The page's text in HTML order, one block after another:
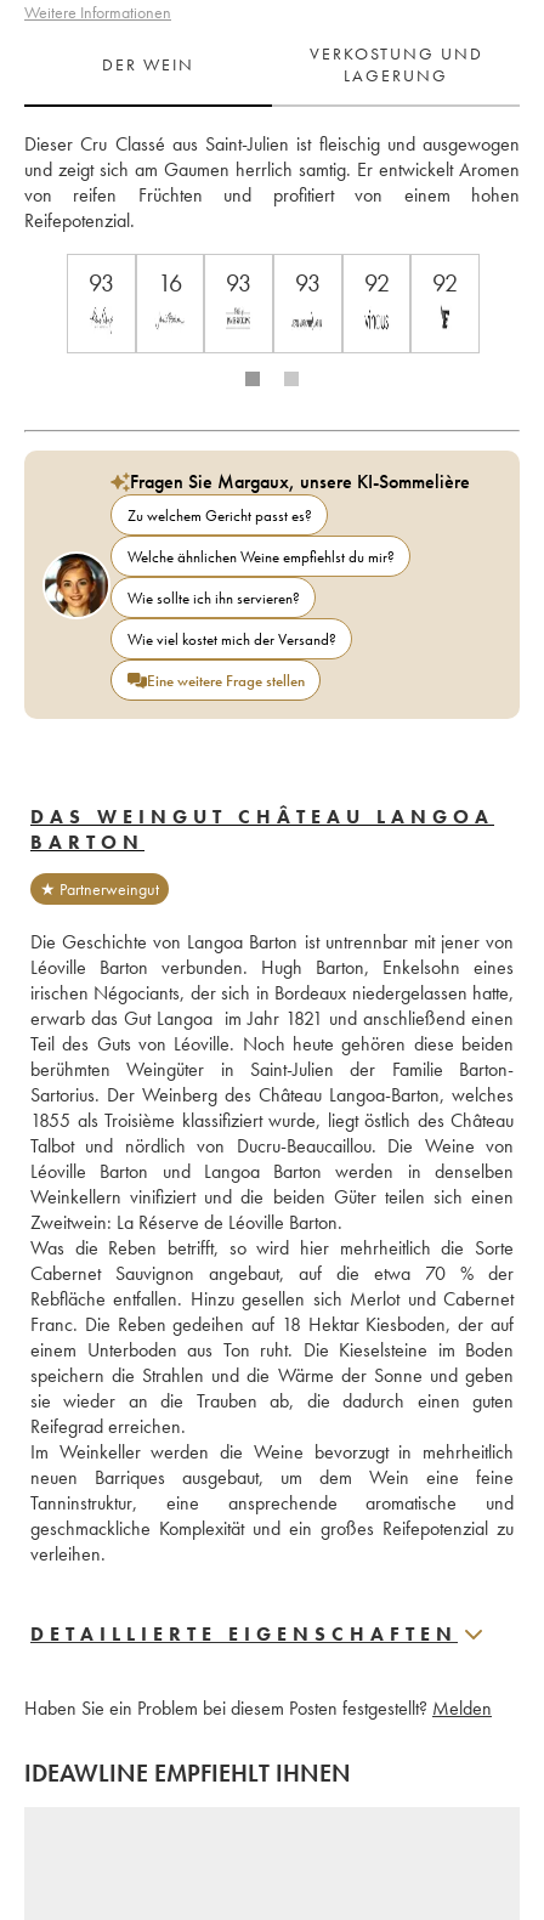
Weitere Informationen
DER WEIN
VERKOSTUNG UND
LAGERUNG
Dieser Cru Classé aus Saint-Julien ist fleischig und ausgewogen
und zeigt sich am Gaumen herrlich samtig. Er entwickelt Aromen
von reifen Früchten und profitiert von einem hohen
Reifepotenzial.
93 16 93 93 92 92
Fragen Sie Margaux, unsere KI-Sommelière
Zu welchem Gericht passt es?
Welche ähnlichen Weine empfiehlst du mir?
Wie sollte ich ihn servieren?
Wie viel kostet mich der Versand?
Eine weitere Frage stellen
DAS WEINGUT CHÂTEAU LANGOA
BARTON
★ Partnerweingut
Die Geschichte von Langoa Barton ist untrennbar mit jener von
Léoville Barton verbunden. Hugh Barton, Enkelsohn eines
irischen Négociants, der sich in Bordeaux niedergelassen hatte,
erwarb das Gut Langoa  im Jahr 1821 und anschließend einen
Teil des Guts von Léoville. Noch heute gehören diese beiden
berühmten Weingüter in Saint-Julien der Familie Barton-
Sartorius. Der Weinberg des Château Langoa-Barton, welches
1855 als Troisième klassifiziert wurde, liegt östlich des Château
Talbot und nördlich von Ducru-Beaucaillou. Die Weine von
Léoville Barton und Langoa Barton werden in denselben
Weinkellern vinifiziert und die beiden Güter teilen sich einen
Zweitwein: La Réserve de Léoville Barton.
Was die Reben betrifft, so wird hier mehrheitlich die Sorte
Cabernet Sauvignon angebaut, auf die etwa 70 % der
Rebfläche entfallen. Hinzu gesellen sich Merlot und Cabernet
Franc. Die Reben gedeihen auf 18 Hektar Kiesboden, der auf
einem Unterboden aus Ton ruht. Die Kieselsteine im Boden
speichern die Strahlen und die Wärme der Sonne und geben
sie wieder an die Trauben ab, die dadurch einen guten
Reifegrad erreichen.
Im Weinkeller werden die Weine bevorzugt in mehrheitlich
neuen Barriques ausgebaut, um dem Wein eine feine
Tanninstruktur, eine ansprechende aromatische und
geschmackliche Komplexität und ein großes Reifepotenzial zu
DETAILLIERTE EIGENSCHAFTEN
Haben Sie ein Problem bei diesem Posten festgestellt? Melden
IDEAWLINE EMPFIEHLT IHNEN